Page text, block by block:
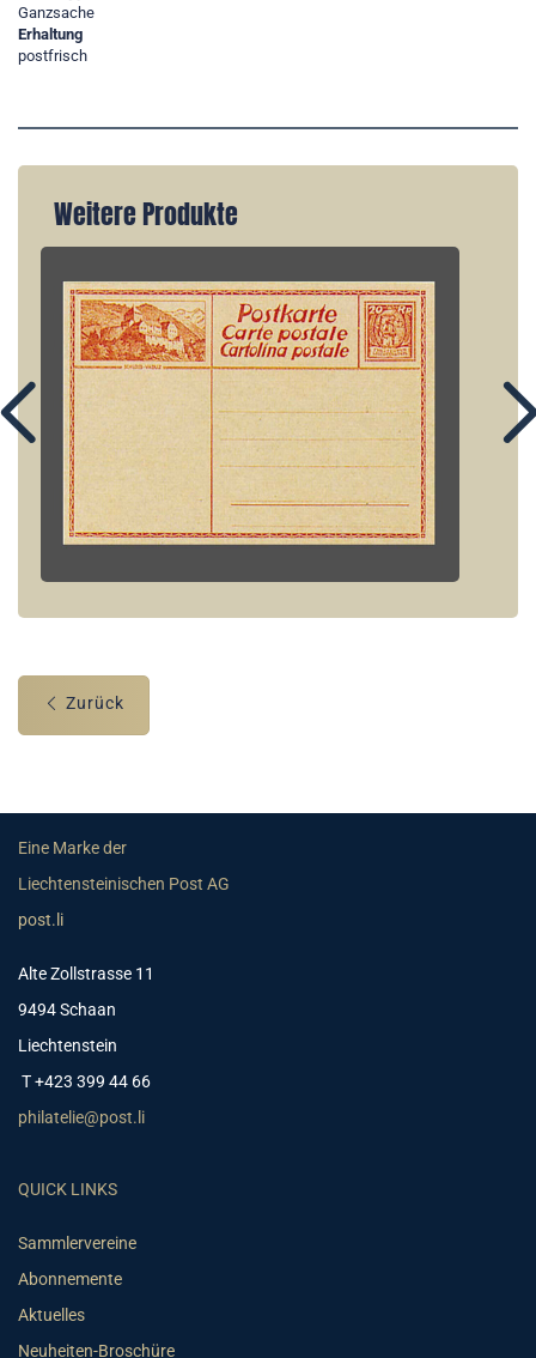
Ganzsache
Erhaltung
postfrisch
Weitere Produkte
Zurück
Eine Marke der
Liechtensteinischen Post AG
post.li
Alte Zollstrasse 11
9494 Schaan
Liechtenstein
T +423 399 44 66
philatelie@post.li
QUICK LINKS
Sammlervereine
Abonnemente
Aktuelles
Neuheiten-Broschüre